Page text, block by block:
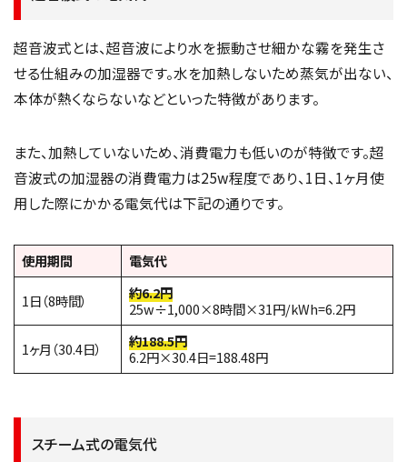
超音波式とは、超音波により水を振動させ細かな霧を発生さ
せる仕組みの加湿器です。水を加熱しないため蒸気が出ない、
本体が熱くならないなどといった特徴があります。
また、加熱していないため、消費電力も低いのが特徴です。超
音波式の加湿器の消費電力は25w程度であり、1日、1ヶ月使
用した際にかかる電気代は下記の通りです。
使用期間 電気代
1日（8時間）
約6.2円
25w÷1,000×8時間×31円/kWh=6.2円
1ヶ月（30.4日）
約188.5円
6.2円×30.4日=188.48円
スチーム式の電気代